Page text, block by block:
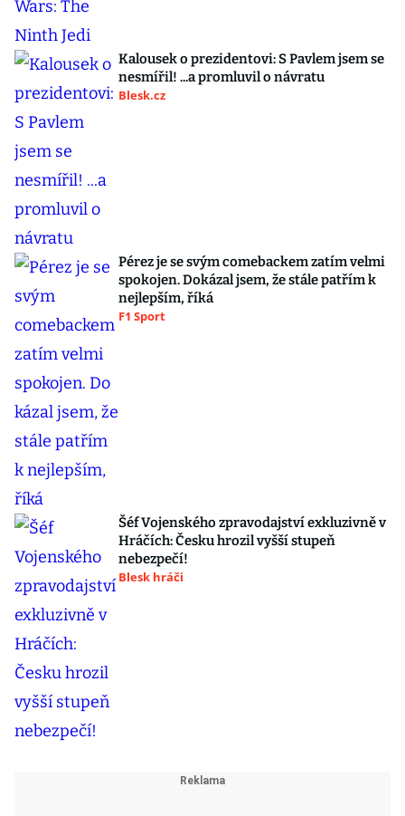
Kalousek o prezidentovi: S Pavlem jsem se
nesmířil! ...a promluvil o návratu
Blesk.cz
Pérez je se svým comebackem zatím velmi
spokojen. Dokázal jsem, že stále patřím k
nejlepším, říká
F1 Sport
Šéf Vojenského zpravodajství exkluzivně v
Hráčích: Česku hrozil vyšší stupeň
nebezpečí!
Blesk hráči